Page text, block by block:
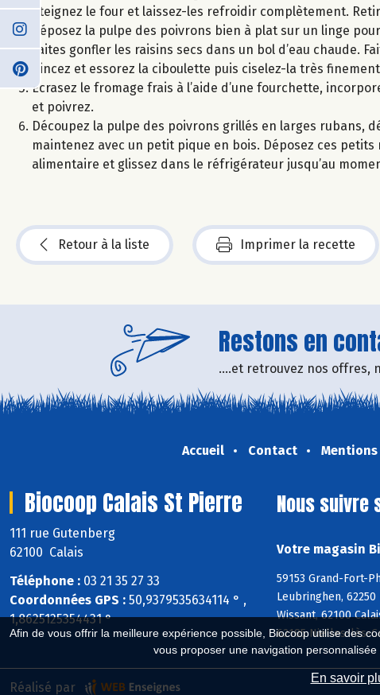
Afin de vous offrir la meilleure expérience possible, Biocoop utilise des
vous proposer une navigation
En savoir
éteignez le four et laissez-les refroidir complètement.
déposez la pulpe des poivrons bien à plat sur un linge
Faites gonfler les raisins secs dans un bol d’eau chaude.
Rincez et essorez la ciboulette puis ciselez-la très
Ecrasez le fromage frais à l’aide d’une fourchette,
et poivrez.
Découpez la pulpe des poivrons grillés en larges rubans,
maintenez avec un petit pique en bois. Déposez ces petits
alimentaire et glissez dans le réfrigérateur jusqu’au
Retour à la liste Imprimer la recette
Restons en
....et retrouvez nos offres,
Accueil Contact
Biocoop Calais St Pierre
111 rue Gutenberg
62100 Calais
Téléphone : 03 21 35 27 33
Coordonnées GPS : 50,9379535634114 ° ,
1,8625125354431 °
Nous suivre
Votre magasin
59153 Grand-Fort-
Leubringhen,
Wissant, 62100
62185 Nielles-lès-
Réalisé par